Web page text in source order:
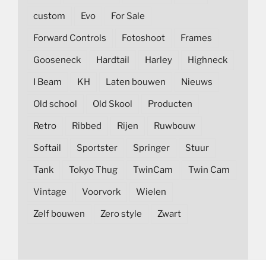
custom Evo For Sale
Forward Controls Fotoshoot Frames
Gooseneck Hardtail Harley Highneck
I Beam KH Laten bouwen Nieuws
Old school Old Skool Producten
Retro Ribbed Rijen Ruwbouw
Softail Sportster Springer Stuur
Tank Tokyo Thug TwinCam Twin Cam
Vintage Voorvork Wielen
Zelf bouwen Zero style Zwart